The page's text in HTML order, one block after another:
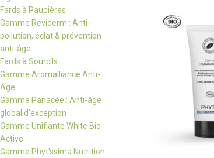
Fards à Paupières
Gamme Reviderm : Anti-
pollution, éclat & prévention
anti-âge
Fards à Sourcils
Gamme Aromalliance Anti-
Âge
Gamme Panacée : Anti-âge
global d'exception
Gamme Unifiante White Bio-
Active
Gamme Phyt'ssima Nutrition